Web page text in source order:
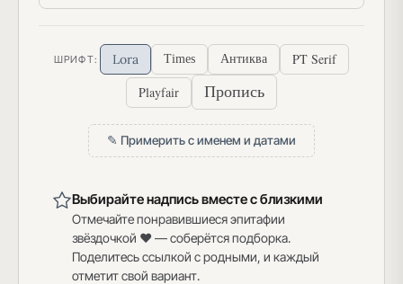
ШРИФТ: Lora Times Антиква
PT Serif
Playfair
Пропись
✎ Примерить с именем и датами
Выбирайте надпись вместе с близкими
Отмечайте понравившиеся эпитафии
звёздочкой ♥ — соберётся подборка.
Поделитесь ссылкой с родными, и каждый
отметит свой вариант.